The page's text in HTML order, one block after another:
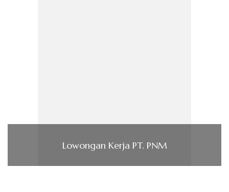
Lowongan Kerja PT. PNM